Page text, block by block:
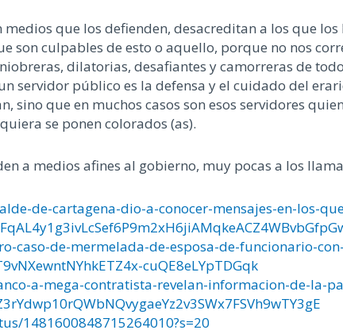
que los defienden, desacreditan a los que
son culpables de esto o aquello, porque no nos
dilatorias, desafiantes y camorreras de
servidor público es la defensa y el cuidado del
sino que en muchos casos son esos servidores
se ponen colorados (as).
a medios afines al gobierno, muy pocas a los
de-cartagena-dio-a-conocer-mensajes-en-los-
caso-de-mermelada-de-esposa-de-funcionario-
cuQE8eLYpTDGqk
a-mega-contratista-revelan-informacion-de-la-
1481600848715264010?s=20